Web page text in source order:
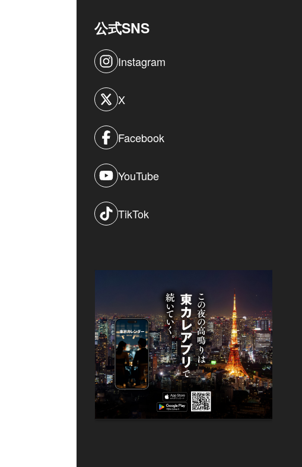
公式SNS
Instagram
X
Facebook
YouTube
TikTok